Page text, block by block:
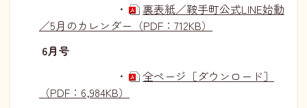
・
裏表紙／鞍手町公式LINE始動
／5月のカレンダー（PDF：712KB）
6月号
・
全ページ［ダウンロード］
（PDF：6,984KB）